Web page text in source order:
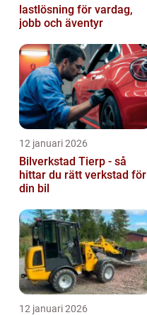
lastlösning för vardag,
jobb och äventyr
12 januari 2026
Bilverkstad Tierp - så
hittar du rätt verkstad för
din bil
12 januari 2026